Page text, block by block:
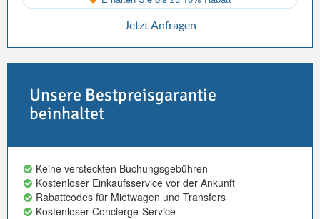
Jetzt Anfragen
Unsere Bestpreisgarantie
beinhaltet
Keine versteckten Buchungsgebühren
Kostenloser Einkaufsservice vor der Ankunft
Rabattcodes für Mietwagen und Transfers
Kostenloser Concierge-Service